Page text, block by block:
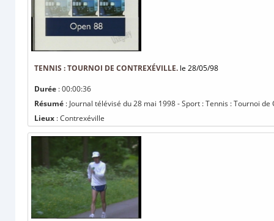
TENNIS : TOURNOI DE CONTREXÉVILLE. le 28/05/98
Durée : 00:00:36
Résumé : Journal télévisé du 28 mai 1998 - Sport : Tennis : Tournoi de
Lieux : Contrexéville